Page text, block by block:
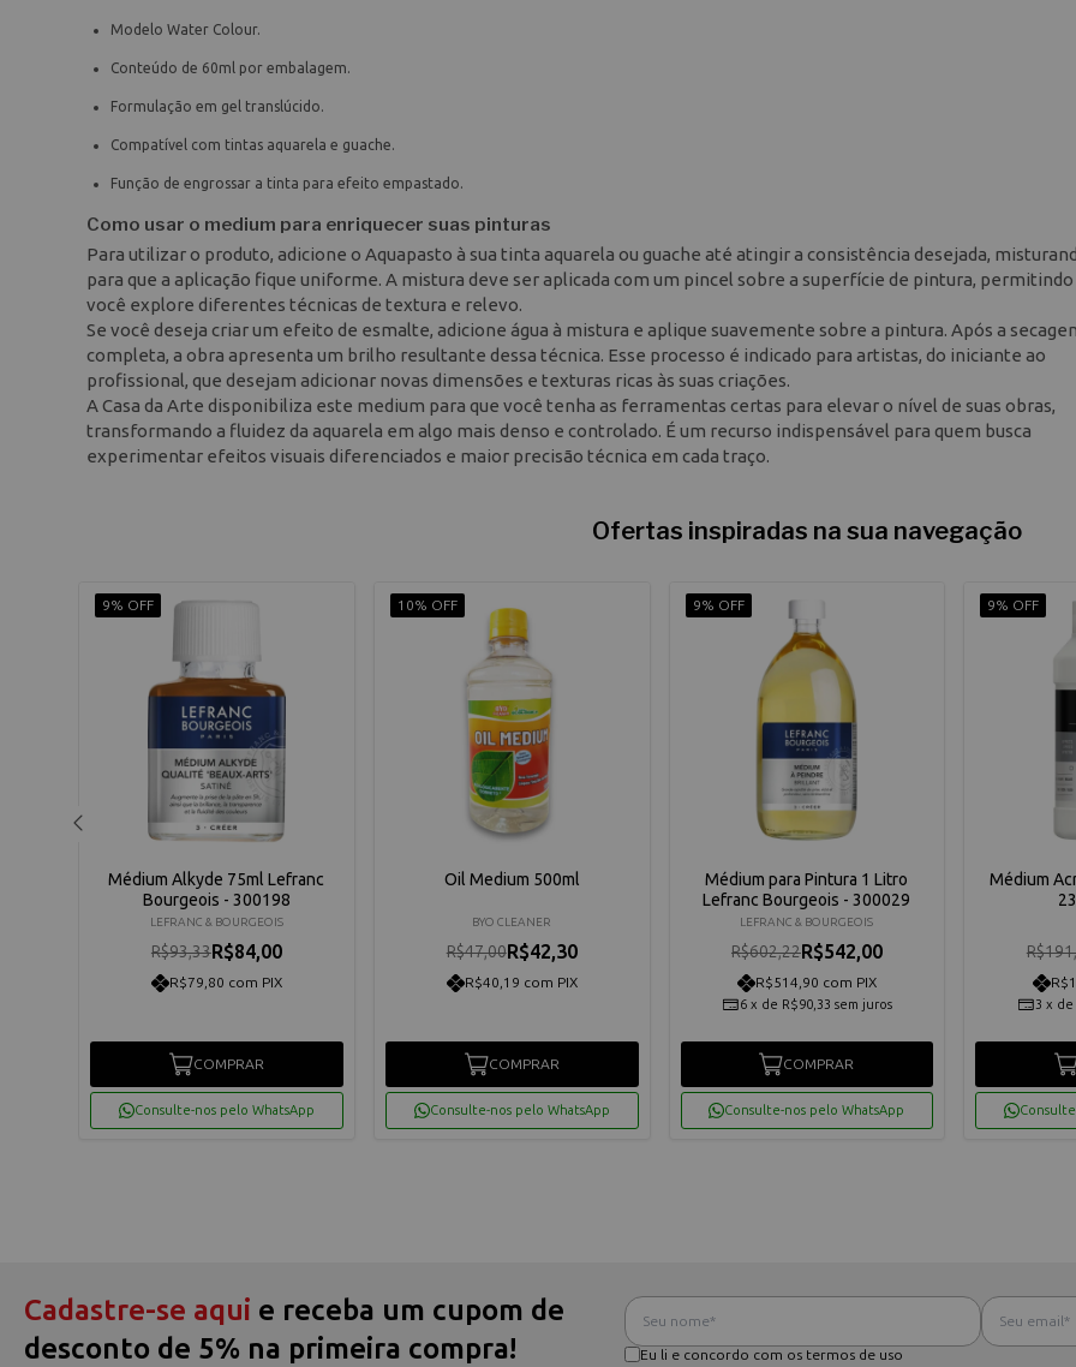
Modelo Water Colour.
Conteúdo de 60ml por embalagem.
Formulação em gel translúcido.
Compatível com tintas aquarela e guache.
Função de engrossar a tinta para efeito empastado.
Como usar o medium para enriquecer suas pinturas
Para utilizar o produto, adicione o Aquapasto à sua tinta aquarela ou guache até atingir a consistência desejada,
para que a aplicação fique uniforme. A mistura deve ser aplicada com um pincel sobre a superfície de pintura, permitindo
você explore diferentes técnicas de textura e relevo.
Se você deseja criar um efeito de esmalte, adicione água à mistura e aplique suavemente sobre a pintura. Após a
completa, a obra apresenta um brilho resultante dessa técnica. Esse processo é indicado para artistas, do iniciante ao
profissional, que desejam adicionar novas dimensões e texturas ricas às suas criações.
A Casa da Arte disponibiliza este medium para que você tenha as ferramentas certas para elevar o nível de suas obras,
transformando a fluidez da aquarela em algo mais denso e controlado. É um recurso indispensável para quem busca
experimentar efeitos visuais diferenciados e maior precisão técnica em cada traço.
Ofertas inspiradas na sua navegação
9% OFF
Médium Alkyde 75ml Lefranc
Bourgeois - 300198
LEFRANC & BOURGEOIS
R$93,33R$84,00
R$79,80 com PIX
COMPRAR
Consulte-nos pelo WhatsApp
10% OFF
Oil Medium 500ml
BYO CLEANER
R$47,00R$42,30
R$40,19 com PIX
COMPRAR
Consulte-nos pelo WhatsApp
9% OFF
Médium para Pintura 1 Litro
Lefranc Bourgeois - 300029
LEFRANC & BOURGEOIS
R$602,22R$542,00
R$514,90 com PIX
6 x de R$90,33 sem juros
COMPRAR
Consulte-nos pelo WhatsApp
9% OFF
Médium
3 x de
Cadastre-se aqui e receba um cupom de
desconto de 5% na primeira compra!
Eu li e concordo com os termos de uso